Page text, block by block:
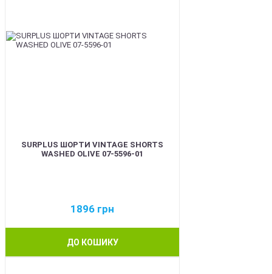
SURPLUS ШОРТИ VINTAGE SHORTS
WASHED OLIVE 07-5596-01
1896 грн
ДО КОШИКУ